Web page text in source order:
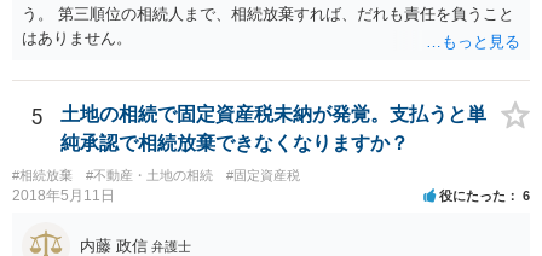
う。 第三順位の相続人まで、相続放棄すれば、だれも責任を負うこと
はありません。
5
土地の相続で固定資産税未納が発覚。支払うと単
純承認で相続放棄できなくなりますか？
#相続放棄 #不動産・土地の相続 #固定資産税
2018年5月11日 役にたった 6
内藤 政信 弁護士